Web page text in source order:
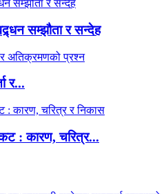
सम्झौता र सन्देह
र...
: कारण, चरित्र...